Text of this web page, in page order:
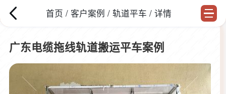
首页 / 客户案例 / 轨道平车 / 详情
广东电缆拖线轨道搬运平车案例